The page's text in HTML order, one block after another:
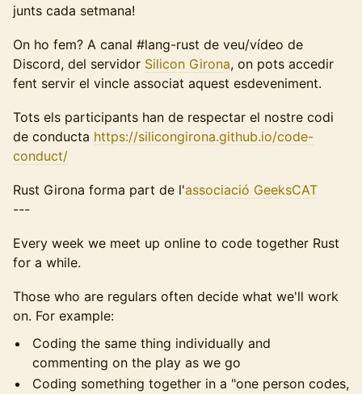
junts cada setmana!
On ho fem? A canal #lang-rust de veu/vídeo de
Discord, del servidor Silicon Girona, on pots accedir
fent servir el vincle associat aquest esdeveniment.
Tots els participants han de respectar el nostre codi
de conducta https://silicongirona.github.io/code-
conduct/
Rust Girona forma part de l'associació GeeksCAT
---
Every week we meet up online to code together Rust
for a while.
Those who are regulars often decide what we'll work
on. For example:
Coding the same thing individually and
commenting on the play as we go
Coding something together in a "one person codes,